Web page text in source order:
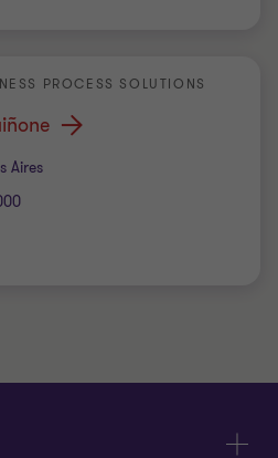
PROCESS SOLUTIONS
Aires